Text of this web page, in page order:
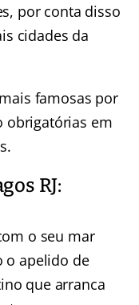
por conta disso
cidades da
famosas por
obrigatórias em
RJ:
o seu mar
o apelido de
que arranca